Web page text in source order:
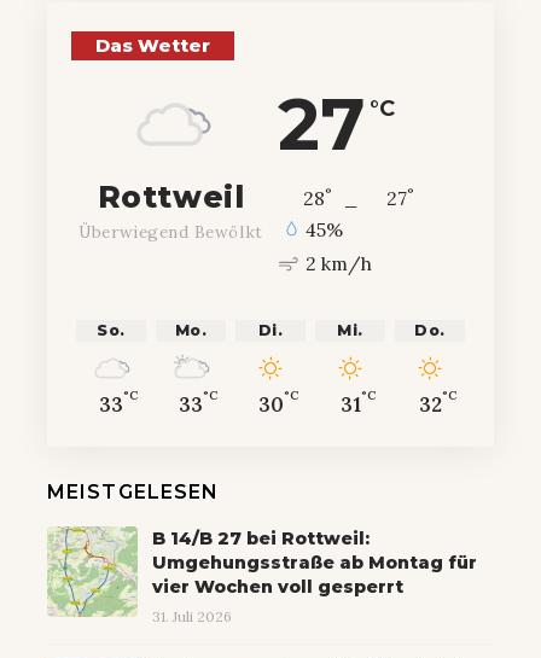
Das Wetter
27 °C
Rottweil
Überwiegend Bewölkt
28° 27°
45%
2 km/h
So.
33°C
Mo.
33°C
Di.
30°C
Mi.
31°C
Do.
32°C
MEISTGELESEN
B 14/B 27 bei Rottweil:
Umgehungsstraße ab Montag für
vier Wochen voll gesperrt
31. Juli 2026